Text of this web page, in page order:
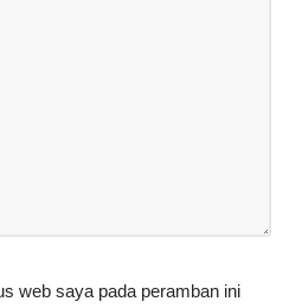
web saya pada peramban ini